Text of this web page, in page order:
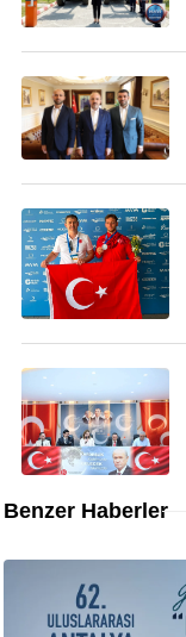
Benzer Haberler